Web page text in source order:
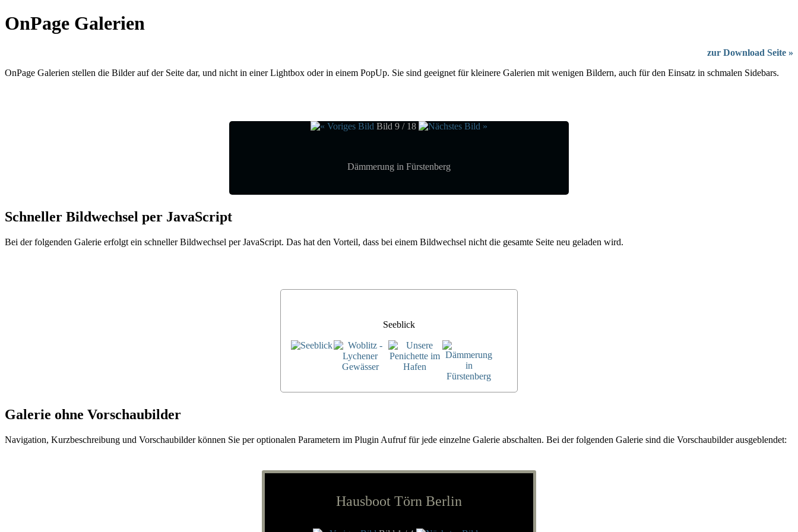
OnPage Galerien
zur Download Seite »
OnPage Galerien stellen die Bilder auf der Seite dar, und nicht in einer Lightbox oder in einem PopUp. Sie sind geeignet für kleinere Galerien mit wenigen Bildern, auch für den Einsatz in schmalen Sidebars.
Bild 9 / 18
Dämmerung in Fürstenberg
Schneller Bildwechsel per JavaScript
Bei der folgenden Galerie erfolgt ein schneller Bildwechsel per JavaScript. Das hat den Vorteil, dass bei einem Bildwechsel nicht die gesamte Seite neu geladen wird.
Seeblick
Galerie ohne Vorschaubilder
Navigation, Kurzbeschreibung und Vorschaubilder können Sie per optionalen Parametern im Plugin Aufruf für jede einzelne Galerie abschalten. Bei der folgenden Galerie sind die Vorschaubilder ausgeblendet:
Hausboot Törn Berlin